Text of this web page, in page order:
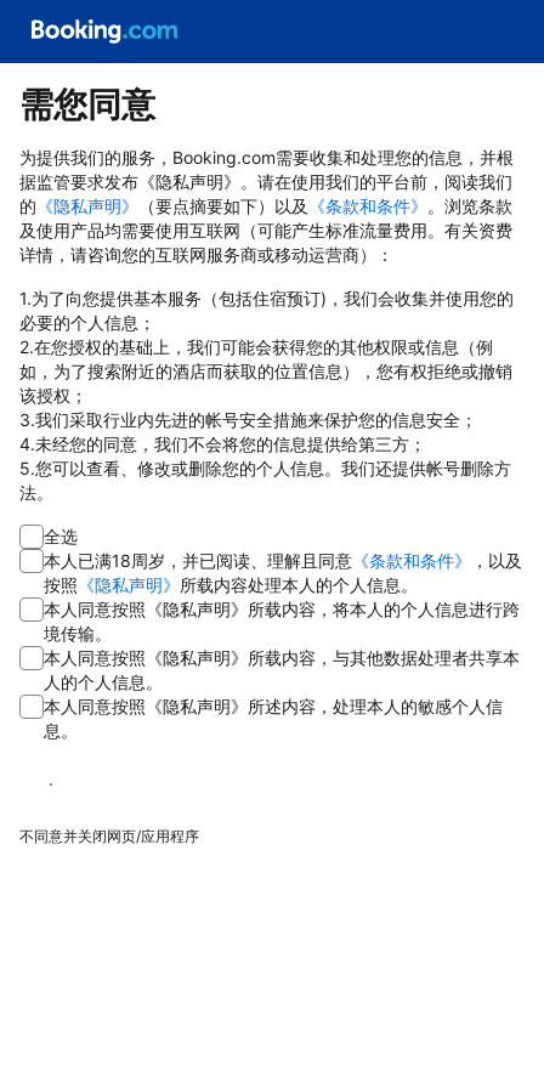
需您同意
为提供我们的服务，Booking.com需要收集和处理您的信息，并根
据监管要求发布《隐私声明》。请在使用我们的平台前，阅读我们
的 《隐私声明》 （要点摘要如下）以及 《条款和条件》 。浏览条款
及使用产品均需要使用互联网（可能产生标准流量费用。有关资费
详情，请咨询您的互联网服务商或移动运营商）：
1.为了向您提供基本服务（包括住宿预订)，我们会收集并使用您的
必要的个人信息；
2.在您授权的基础上，我们可能会获得您的其他权限或信息（例
如，为了搜索附近的酒店而获取的位置信息），您有权拒绝或撤销
该授权；
3.我们采取行业内先进的帐号安全措施来保护您的信息安全；
4.未经您的同意，我们不会将您的信息提供给第三方；
5.您可以查看、修改或删除您的个人信息。我们还提供帐号删除方
法。
全选
本人已满18周岁，并已阅读、理解且同意 《条款和条件》
，以及
按照 《隐私声明》 所载内容处理本人的个人信息。
本人同意按照《隐私声明》所载内容，将本人的个人信息进行跨
境传输。
本人同意按照《隐私声明》所载内容，与其他数据处理者共享本
人的个人信息。
本人同意按照《隐私声明》所述内容，处理本人的敏感个人信
息。
同意
不同意并关闭网页/应用程序